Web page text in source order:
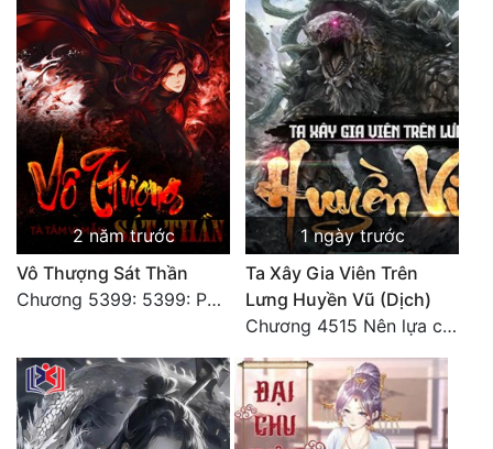
2 năm trước
Vô Thượng Sát Thần
Chương 5399: 5399: Phá giải
1 ngày trước
Ta Xây Gia Viên Trên
Lưng Huyền Vũ (Dịch)
Chương 4515 Nên lựa chọn như thế nào?